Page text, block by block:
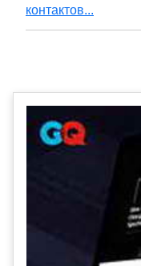
контактов...